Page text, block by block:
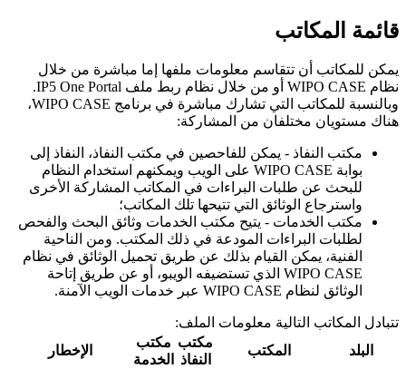
قائمة المكاتب
يمكن للمكاتب أن تتقاسم معلومات ملفها إما مباشرة من خلال
نظام WIPO CASE أو من خلال نظام ربط ملف IP5 One Portal.
وبالنسبة للمكاتب التي تشارك مباشرة في برنامج WIPO CASE،
هناك مستويان مختلفان من المشاركة:
مكتب النفاذ - يمكن للفاحصين في مكتب النفاذ، النفاذ إلى
بوابة WIPO CASE على الويب ويمكنهم استخدام النظام
للبحث عن طلبات البراءات في المكاتب المشاركة الأخرى
واسترجاع الوثائق التي تتيحها تلك المكاتب؛
مكتب الخدمات - يتيح مكتب الخدمات وثائق البحث والفحص
لطلبات البراءات المودعة في ذلك المكتب. ومن الناحية
الفنية، يمكن القيام بذلك عن طريق تحميل الوثائق في نظام
WIPO CASE الذي تستضيفه الويبو، أو عن طريق إتاحة
الوثائق لنظام WIPO CASE عبر خدمات الويب الآمنة.
تتبادل المكاتب التالية معلومات الملف:
البلد
المكتب
مكتب
النفاذ
مكتب
الخدمة
الإخطار